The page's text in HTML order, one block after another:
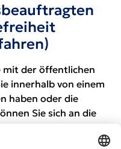
mit der öffentlichen
innerhalb von einem
haben oder die
Sie sich an die